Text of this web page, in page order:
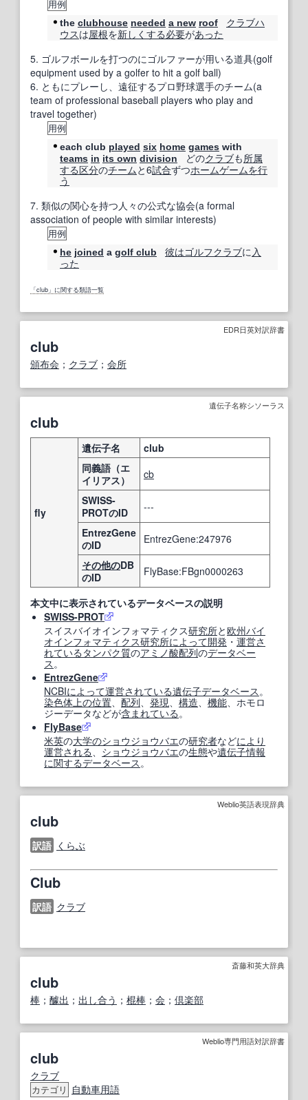
用例
the clubhouse needed a new roof
クラブハ
ウスは屋根を新しくする必要があった
5. ゴルフボールを打つのにゴルファーが用いる道具(golf
equipment used by a golfer to hit a golf ball)
6. ともにプレーし、遠征するプロ野球選手のチーム(a
team of professional baseball players who play and
travel together)
用例
each club played six home games with
teams in its own division どのクラブも所属
する区分のチームと6試合ずつホームゲームを行
う
7. 類似の関心を持つ人々の公式な協会(a formal
association of people with similar interests)
用例
he joined a golf club 彼はゴルフクラブに入
った
「club」に関する類語一覧
EDR日英対訳辞書
club
頒布会 ； クラブ ； 会所
遺伝子名称シソーラス
club
fly
遺伝子名
club
同義語（エ
イリアス）
cb
SWISS-
PROTのID
---
EntrezGene
のID
EntrezGene:247976
その他のDB
のID
FlyBase:FBgn0000263
本文中に表示されているデータベースの説明
SWISS-PROT
スイスバイオインフォマティクス研究所と欧州バイ
オインフォマティクス研究所によって開発 ・ 運営さ
れている タンパク質のアミノ酸配列のデータベー
ス。
EntrezGene
NCBIによって運営されている遺伝子データベース。
染色体上の位置、 配列、 発現、 構造、 機能、ホモロ
ジーデータなどが含まれている。
FlyBase
米英の大学のショウジョウバエの研究者などにより
運営される、 ショウジョウバエの生態や遺伝子情報
に関するデータベース。
Weblio英語表現辞典
club
訳語 くらぶ
Club
訳語 クラブ
斎藤和英大辞典
club
棒 ； 醵出 ； 出し合う ； 棍棒 ； 会 ； 倶楽部
Weblio専門用語対訳辞書
club
クラブ
カテゴリ 自動車用語